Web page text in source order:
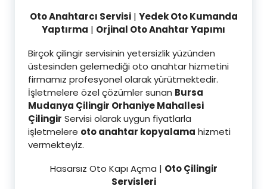
Oto Anahtarcı Servisi| Yedek Oto Kumanda
Yaptırma | Orjinal Oto Anahtar Yapımı
Birçok çilingir servisinin yetersizlik yüzünden
üstesinden gelemediği oto anahtar hizmetini
firmamız profesyonel olarak yürütmektedir.
İşletmelere özel çözümler sunan Bursa
Mudanya Çilingir Orhaniye Mahallesi
Çilingir Servisi olarak uygun fiyatlarla
işletmelere oto anahtar kopyalama hizmeti
vermekteyiz.
Hasarsız Oto Kapı Açma | Oto Çilingir
Servisleri